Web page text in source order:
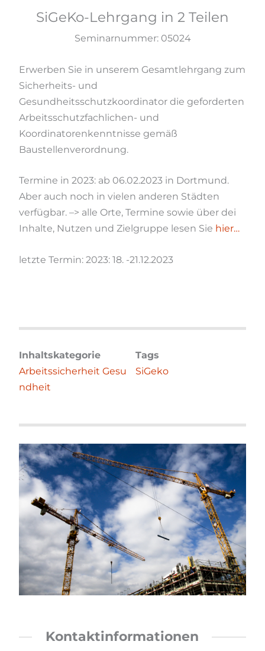
SiGeKo-Lehrgang in 2 Teilen
Seminarnummer: 05024
Erwerben Sie in unserem Gesamtlehrgang zum
Sicherheits- und
Gesundheitsschutzkoordinator die geforderten
Arbeitsschutzfachlichen- und
Koordinatorenkenntnisse gemäß
Baustellenverordnung.
Termine in 2023: ab 06.02.2023 in Dortmund.
Aber auch noch in vielen anderen Städten
verfügbar. –> alle Orte, Termine sowie über dei
Inhalte, Nutzen und Zielgruppe lesen Sie hier…
letzte Termin: 2023: 18. -21.12.2023
Inhaltskategorie
Arbeitssicherheit Gesu
ndheit
Tags
SiGeko
Kontaktinformationen